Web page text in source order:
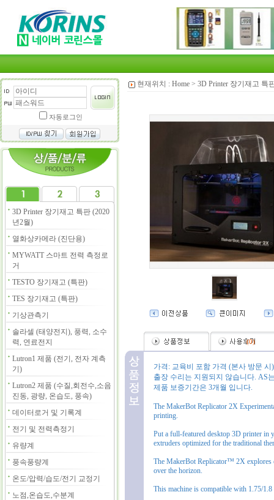
자동로그인
3D Printer 장기재고 특판 (2020
년2월)
열화상카메라 (진단용)
MYWATT 스마트 전력 측정로
거
TESTO 장기재고 (특판)
TES 장기재고 (특판)
기상관측기
솔라셀 (태양전지), 풍력, 소수
력, 연료전지
Lutron1 제품 (전기, 전자 계측
기)
Lutron2 제품 (수질,회전수,소음
진동, 광량, 온습도, 풍속)
데이터로거 및 기록계
전기 및 전력측정기
유량계
풍속풍량계
온도/압력/습도/전기 교정기
노점,온습도,수분계
현재위치 : Home > 3D Printer 장기재고 특
(0)
가격: 교육비 포함 가격 (본사 방문 시)
출장 수리는 지원되지 않습니다. AS
제품 보증기간은 3개월 입니다.
The MakerBot Replicator 2X
printing.
Put a full-featured desktop 3D printer in
extruders optimized for the traditional
The MakerBot Replicator™ 2X explores
over the horizon.
This machine is compatible with 1.75/